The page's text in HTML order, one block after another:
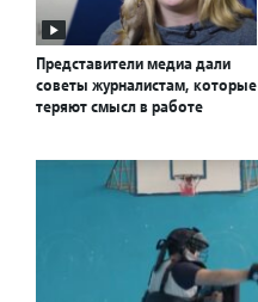
Представители медиа дали
советы журналистам, которые
теряют смысл в работе